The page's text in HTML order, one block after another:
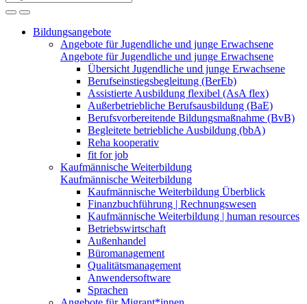
Bildungsangebote
Angebote für Jugendliche und junge Erwachsene
Angebote für Jugendliche und junge Erwachsene
Übersicht Jugendliche und junge Erwachsene
Berufseinstiegsbegleitung (BerEb)
Assistierte Ausbildung flexibel (AsA flex)
Außerbetriebliche Berufsausbildung (BaE)
Berufsvorbereitende Bildungsmaßnahme (BvB)
Begleitete betriebliche Ausbildung (bbA)
Reha kooperativ
fit for job
Kaufmännische Weiterbildung
Kaufmännische Weiterbildung
Kaufmännische Weiterbildung Überblick
Finanzbuchführung | Rechnungswesen
Kaufmännische Weiterbildung | human resources
Betriebswirtschaft
Außenhandel
Büromanagement
Qualitätsmanagement
Anwendersoftware
Sprachen